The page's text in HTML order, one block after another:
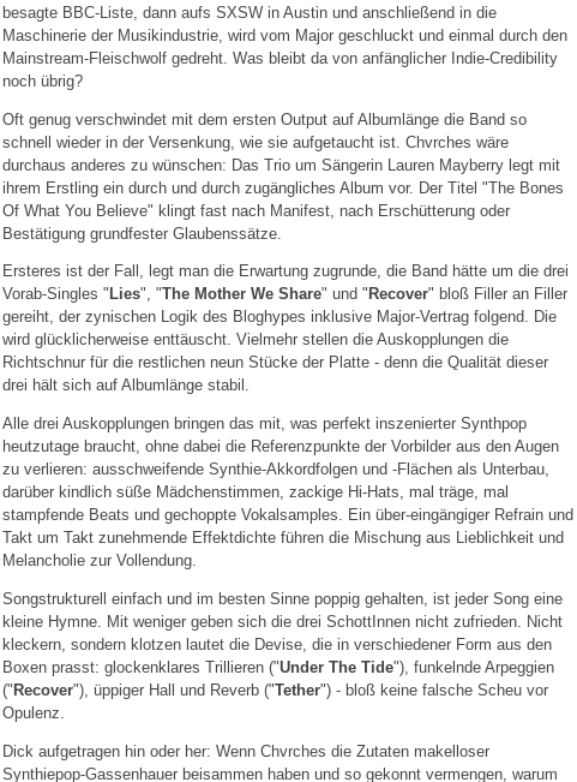
besagte BBC-Liste, dann aufs SXSW in Austin und anschließend in die
Maschinerie der Musikindustrie, wird vom Major geschluckt und einmal durch den
Mainstream-Fleischwolf gedreht. Was bleibt da von anfänglicher Indie-Credibility
noch übrig?
Oft genug verschwindet mit dem ersten Output auf Albumlänge die Band so
schnell wieder in der Versenkung, wie sie aufgetaucht ist. Chvrches wäre
durchaus anderes zu wünschen: Das Trio um Sängerin Lauren Mayberry legt mit
ihrem Erstling ein durch und durch zugängliches Album vor. Der Titel "The Bones
Of What You Believe" klingt fast nach Manifest, nach Erschütterung oder
Bestätigung grundfester Glaubenssätze.
Ersteres ist der Fall, legt man die Erwartung zugrunde, die Band hätte um die drei
Vorab-Singles " Lies", "The Mother We Share" und " Recover" bloß Filler an Filler
gereiht, der zynischen Logik des Bloghypes inklusive Major-Vertrag folgend. Die
wird glücklicherweise enttäuscht. Vielmehr stellen die Auskopplungen die
Richtschnur für die restlichen neun Stücke der Platte - denn die Qualität dieser
drei hält sich auf Albumlänge stabil.
Alle drei Auskopplungen bringen das mit, was perfekt inszenierter Synthpop
heutzutage braucht, ohne dabei die Referenzpunkte der Vorbilder aus den Augen
zu verlieren: ausschweifende Synthie-Akkordfolgen und -Flächen als Unterbau,
darüber kindlich süße Mädchenstimmen, zackige Hi-Hats, mal träge, mal
stampfende Beats und gechoppte Vokalsamples. Ein über-eingängiger Refrain und
Takt um Takt zunehmende Effektdichte führen die Mischung aus Lieblichkeit und
Melancholie zur Vollendung.
Songstrukturell einfach und im besten Sinne poppig gehalten, ist jeder Song eine
kleine Hymne. Mit weniger geben sich die drei SchottInnen nicht zufrieden. Nicht
kleckern, sondern klotzen lautet die Devise, die in verschiedener Form aus den
Boxen prasst: glockenklares Trillieren ("Under The Tide"), funkelnde Arpeggien
(" Recover"), üppiger Hall und Reverb ("Tether") - bloß keine falsche Scheu vor
Opulenz.
Dick aufgetragen hin oder her: Wenn Chvrches die Zutaten makelloser
Synthiepop-Gassenhauer beisammen haben und so gekonnt vermengen, warum